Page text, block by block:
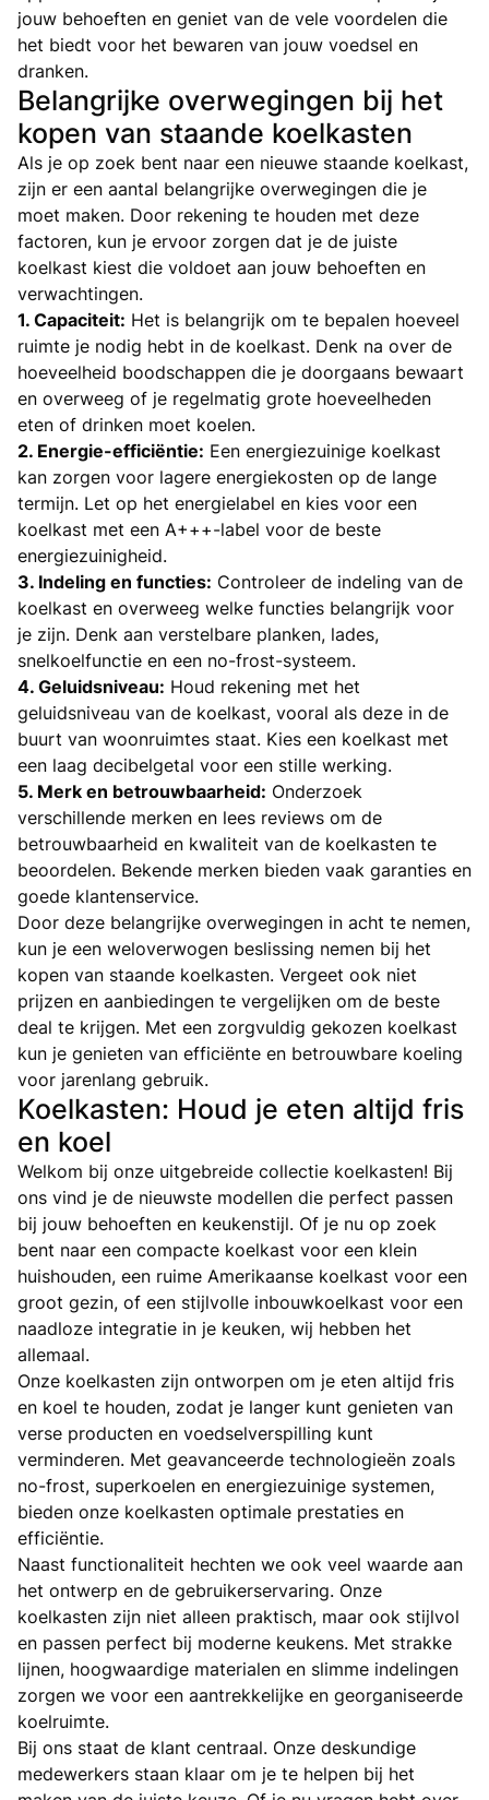
jouw behoeften en geniet van de vele voordelen die
het biedt voor het bewaren van jouw voedsel en
dranken.
Belangrijke overwegingen bij het
kopen van staande koelkasten
Als je op zoek bent naar een nieuwe staande koelkast,
zijn er een aantal belangrijke overwegingen die je
moet maken. Door rekening te houden met deze
factoren, kun je ervoor zorgen dat je de juiste
koelkast kiest die voldoet aan jouw behoeften en
verwachtingen.
1. Capaciteit: Het is belangrijk om te bepalen hoeveel
ruimte je nodig hebt in de koelkast. Denk na over de
hoeveelheid boodschappen die je doorgaans bewaart
en overweeg of je regelmatig grote hoeveelheden
eten of drinken moet koelen.
2. Energie-efficiëntie: Een energiezuinige koelkast
kan zorgen voor lagere energiekosten op de lange
termijn. Let op het energielabel en kies voor een
koelkast met een A+++-label voor de beste
energiezuinigheid.
3. Indeling en functies: Controleer de indeling van de
koelkast en overweeg welke functies belangrijk voor
je zijn. Denk aan verstelbare planken, lades,
snelkoelfunctie en een no-frost-systeem.
4. Geluidsniveau: Houd rekening met het
geluidsniveau van de koelkast, vooral als deze in de
buurt van woonruimtes staat. Kies een koelkast met
een laag decibelgetal voor een stille werking.
5. Merk en betrouwbaarheid: Onderzoek
verschillende merken en lees reviews om de
betrouwbaarheid en kwaliteit van de koelkasten te
beoordelen. Bekende merken bieden vaak garanties en
goede klantenservice.
Door deze belangrijke overwegingen in acht te nemen,
kun je een weloverwogen beslissing nemen bij het
kopen van staande koelkasten. Vergeet ook niet
prijzen en aanbiedingen te vergelijken om de beste
deal te krijgen. Met een zorgvuldig gekozen koelkast
kun je genieten van efficiënte en betrouwbare koeling
voor jarenlang gebruik.
Koelkasten: Houd je eten altijd fris
en koel
Welkom bij onze uitgebreide collectie koelkasten! Bij
ons vind je de nieuwste modellen die perfect passen
bij jouw behoeften en keukenstijl. Of je nu op zoek
bent naar een compacte koelkast voor een klein
huishouden, een ruime Amerikaanse koelkast voor een
groot gezin, of een stijlvolle inbouwkoelkast voor een
naadloze integratie in je keuken, wij hebben het
allemaal.
Onze koelkasten zijn ontworpen om je eten altijd fris
en koel te houden, zodat je langer kunt genieten van
verse producten en voedselverspilling kunt
verminderen. Met geavanceerde technologieën zoals
no-frost, superkoelen en energiezuinige systemen,
bieden onze koelkasten optimale prestaties en
efficiëntie.
Naast functionaliteit hechten we ook veel waarde aan
het ontwerp en de gebruikerservaring. Onze
koelkasten zijn niet alleen praktisch, maar ook stijlvol
en passen perfect bij moderne keukens. Met strakke
lijnen, hoogwaardige materialen en slimme indelingen
zorgen we voor een aantrekkelijke en georganiseerde
koelruimte.
Bij ons staat de klant centraal. Onze deskundige
medewerkers staan klaar om je te helpen bij het